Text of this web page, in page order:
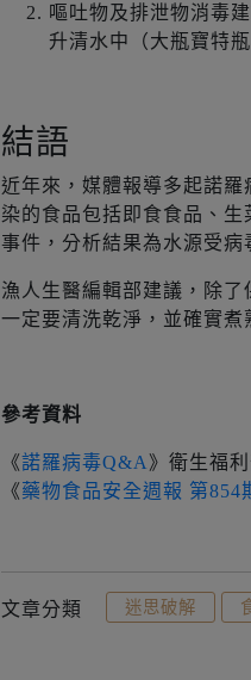
嘔吐物及排泄物消毒
升清水中（大瓶寶特瓶
結語
近年來，媒體報導多起諾
染的食品包括即食食品、
事件，分析結果為水源受病
漁人生醫編輯部建議，除
一定要清洗乾淨，並確實煮
參考資料
《諾羅病毒Q&A 》衛生福
《藥物食品安全週報 第854
文章分類 迷思破解